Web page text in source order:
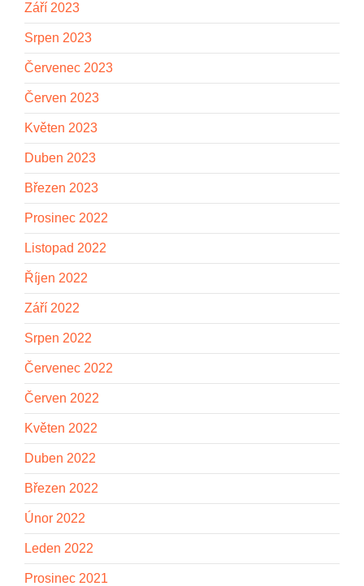
Září 2023
Srpen 2023
Červenec 2023
Červen 2023
Květen 2023
Duben 2023
Březen 2023
Prosinec 2022
Listopad 2022
Říjen 2022
Září 2022
Srpen 2022
Červenec 2022
Červen 2022
Květen 2022
Duben 2022
Březen 2022
Únor 2022
Leden 2022
Prosinec 2021